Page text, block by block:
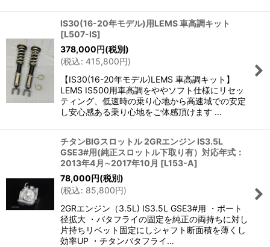
IS30(16-20年モデル)用LEMS 車高調キット
[L507-IS]
378,000円(税別)
(税込: 415,800円)
【IS30(16-20年モデル)LEMS 車高調キット】
LEMS IS500用車高調をややソフト仕様にリセッ
ティング、低速時の乗り心地から高速域での安定
し安心感ある乗り心地をご体感頂けます …
チタンBIGスロットル 2GRエンジン IS3.5L
GSE3#用(純正スロットル下取り有）対応年式：
2013年4月∼2017年10月 [L153-A]
78,000円(税別)
(税込: 85,800円)
2GRエンジン（3.5L) IS3.5L GSE3#用 ・ポート
径拡大 ・バタフライの固定を純正の両持ちに対し
片持ちリベット固定にしシャフト断面積を薄くし
効率UP ・チタンバタフライ…